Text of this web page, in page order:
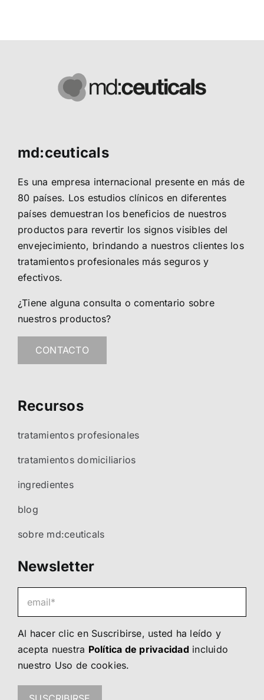
md:ceuticals
Es una empresa internacional presente en más de
80 países. Los estudios clínicos en diferentes
países demuestran los beneficios de nuestros
productos para revertir los signos visibles del
envejecimiento, brindando a nuestros clientes los
tratamientos profesionales más seguros y
efectivos.
¿Tiene alguna consulta o comentario sobre
nuestros productos?
CONTACTO
Recursos
tratamientos profesionales
tratamientos domiciliarios
ingredientes
blog
sobre md:ceuticals
Newsletter
Al hacer clic en Suscribirse, usted ha leído y
acepta nuestra Política de privacidad incluido
nuestro Uso de cookies.